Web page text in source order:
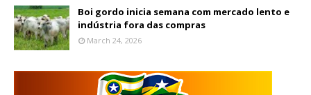
Boi gordo inicia semana com mercado lento e
indústria fora das compras
March 24, 2026